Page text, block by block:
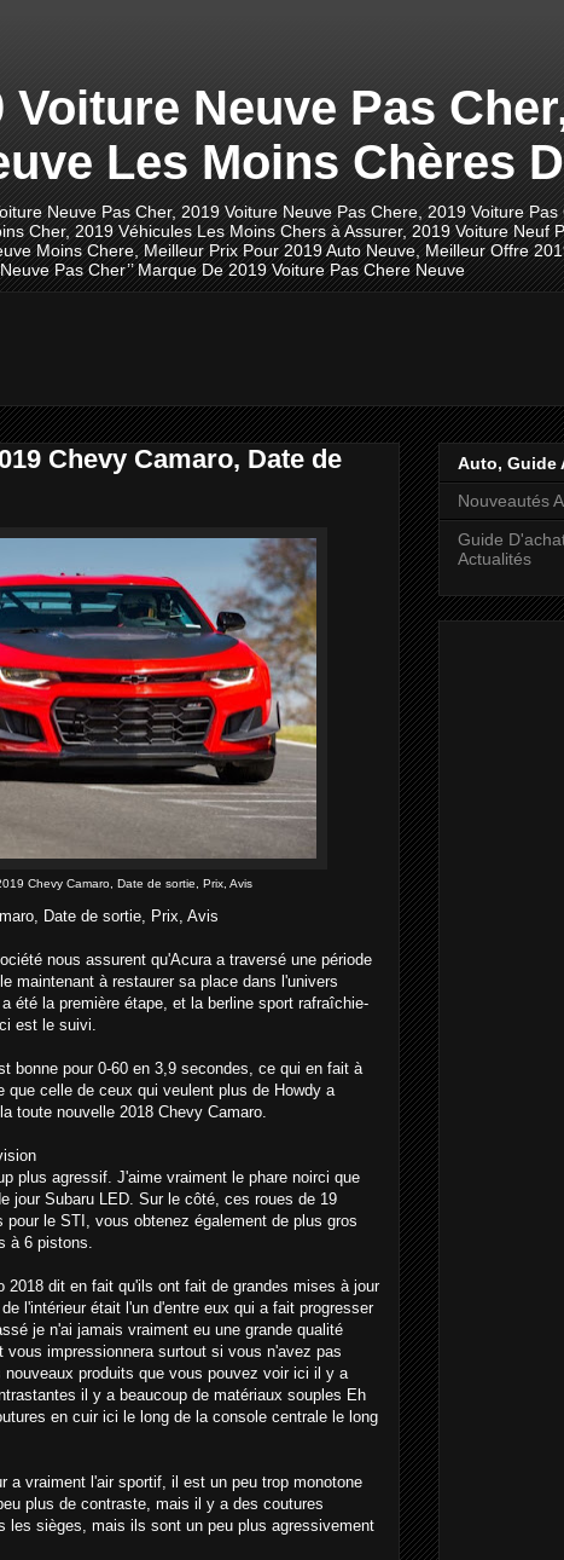
Voiture Neuve Pas
Les Moins Chères
Neuve Pas Cher, 2019 Voiture Neuve Pas Chere, 2019 Voiture
Cher, 2019 Véhicules Les Moins Chers à Assurer, 2019 Voiture Neuf
Moins Chere, Meilleur Prix Pour 2019 Auto Neuve, Meilleur Offre
Pas Cher’’ Marque De 2019 Voiture Pas Chere Neuve
Chevy Camaro, Date de
Chevy Camaro, Date de sortie, Prix, Avis
Date de sortie, Prix, Avis
nous assurent qu'Acura a traversé une période
maintenant à restaurer sa place dans l'univers
été la première étape, et la berline sport rafraîchie-
est le suivi.
bonne pour 0-60 en 3,9 secondes, ce qui en fait à
que celle de ceux qui veulent plus de Howdy a
toute nouvelle 2018 Chevy Camaro.
plus agressif. J'aime vraiment le phare noirci que
jour Subaru LED. Sur le côté, ces roues de 19
le STI, vous obtenez également de plus gros
à 6 pistons.
2018 dit en fait qu'ils ont fait de grandes mises à jour
l'intérieur était l'un d'entre eux qui a fait progresser
je n'ai jamais vraiment eu une grande qualité
vous impressionnera surtout si vous n'avez pas
produits que vous pouvez voir ici il y a
il y a beaucoup de matériaux souples Eh
en cuir ici le long de la console centrale le long
a vraiment l'air sportif, il est un peu trop monotone
plus de contraste, mais il y a des coutures
les sièges, mais ils sont un peu plus agressivement
Auto, Guide
Nouveautés
Guide
Actualités